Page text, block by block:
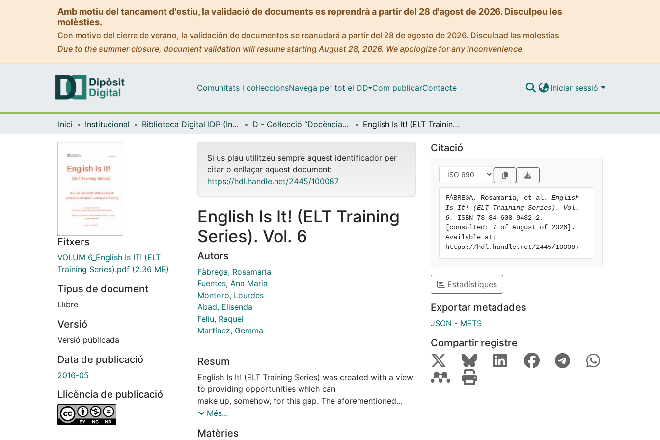
Amb motiu del tancament d'estiu, la validació de documents es reprendrà a partir del 28 d'agost de 2026. Disculpeu les
molèsties.
Con motivo del cierre de verano, la validación de documentos se reanudará a partir del 28 de agosto de 2026. Disculpad las molestias
Due to the summer closure, document validation will resume starting August 28, 2026. We apologize for any inconvenience.
Comunitats i col·leccionsNavega per tot el DD Com publicarContacte Iniciar sessió
Inici Institucional Biblioteca Digital IDP (Institut de Desenvolupament Professional) D - Col·lecció “Docència i metodologia” (IDP) English Is It! (ELT Training Series). Vol. 6
Fitxers
VOLUM 6_English Is IT! (ELT
Training Series).pdf (2.36 MB)
Tipus de document
Llibre
Versió
Versió publicada
Data de publicació
2016-05
Llicència de publicació
Si us plau utilitzeu sempre aquest identificador per
citar o enllaçar aquest document:
https://hdl.handle.net/2445/100087
English Is It! (ELT Training
Series). Vol. 6
Autors
Fàbrega, Rosamaria
Fuentes, Ana Maria
Montoro, Lourdes
Abad, Elisenda
Feliu, Raquel
Martínez, Gemma
Resum
English Is It! (ELT Training Series) was created with a view
to providing opportunities which can
make up, somehow, for this gap. The aforementioned
members are the permanent teaching
expertise in their classes, expose
Més...
Matèries
Citació
FÀBREGA, Rosamaria, et al. English
Is It! (ELT Training Series). Vol.
6.
ISBN 78-84-608-9432-2.
[consulted: 7 of August of 2026].
Available at:
https://hdl.handle.net/2445/100087
Estadístiques
Exportar metadades
JSON - METS
Compartir registre